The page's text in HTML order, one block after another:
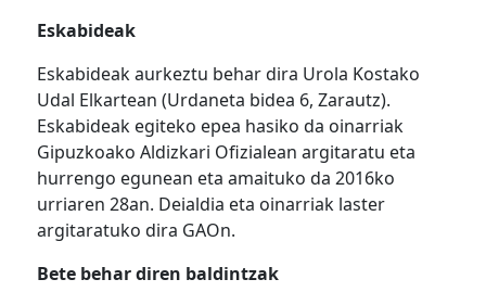
Eskabideak
Eskabideak aurkeztu behar dira Urola Kostako
Udal Elkartean (Urdaneta bidea 6, Zarautz).
Eskabideak egiteko epea hasiko da oinarriak
Gipuzkoako Aldizkari Ofizialean argitaratu eta
hurrengo egunean eta amaituko da 2016ko
urriaren 28an. Deialdia eta oinarriak laster
argitaratuko dira GAOn.
Bete behar diren baldintzak